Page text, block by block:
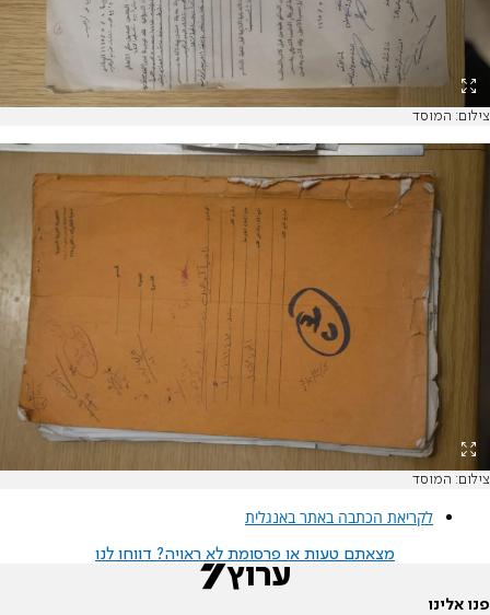
צילום: המוסד
צילום: המוסד
לקריאת הכתבה באתר באנגלית
מצאתם טעות או פרסומת לא ראויה? דווחו לנו
פנו אלינו